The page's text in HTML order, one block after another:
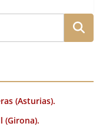
re
st
p
a
ir
(Asturias).
(Girona).